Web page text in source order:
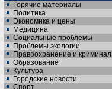
Горячие материалы
Политика
Экономика и цены
Медицина
Социальные проблемы
Проблемы экологии
Правоохранение и криминал
Образование
Культура
Городские новости
Спорт